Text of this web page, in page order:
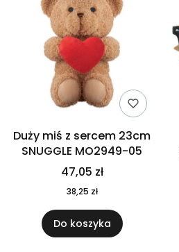
Duży miś z sercem 23cm
SNUGGLE MO2949-05
47,05 zł
38,25 zł
Do koszyka